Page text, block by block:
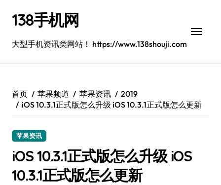
138手机网
大型手机资讯类网站！ https://www.138shouji.com
首页 苹果频道 苹果资讯
2019
iOS 10.3.1正式版怎么升级 iOS 10.3.1正式版怎么更新
苹果资讯
iOS 10.3.1正式版怎么升级 iOS
10.3.1正式版怎么更新